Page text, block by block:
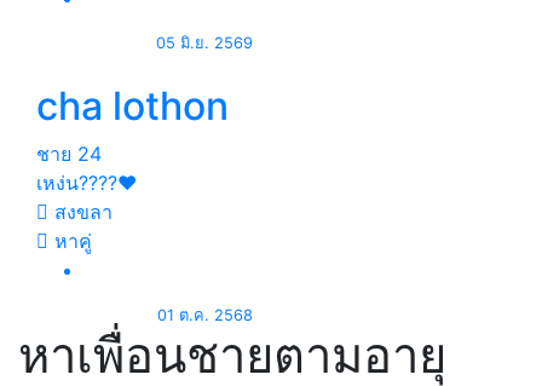
05 มิ.ย. 2569
cha lothon
ชาย 24
เหง่น????❤️
สงขลา
หาคู่
01 ต.ค. 2568
หาเพื่อนชายตามอายุ